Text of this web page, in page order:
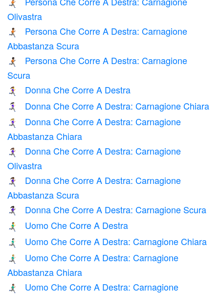
🏃🏽‍➡️
Olivastra
🏃🏾‍➡️
Persona Che Corre A Destra: Carnagione
Abbastanza Scura
🏃🏿‍➡️
Persona Che Corre A Destra: Carnagione
Scura
🏃‍♀️‍➡️ Donna Che Corre A Destra
🏃🏻‍♀️‍➡️ Donna Che Corre A Destra: Carnagione Chiara
🏃🏼‍♀️‍➡️
Donna Che Corre A Destra: Carnagione
Abbastanza Chiara
🏃🏽‍♀️‍➡️
Donna Che Corre A Destra: Carnagione
Olivastra
🏃🏾‍♀️‍➡️
Donna Che Corre A Destra: Carnagione
Abbastanza Scura
🏃🏿‍♀️‍➡️ Donna Che Corre A Destra: Carnagione Scura
🏃‍♂️‍➡️ Uomo Che Corre A Destra
🏃🏻‍♂️‍➡️ Uomo Che Corre A Destra: Carnagione Chiara
🏃🏼‍♂️‍➡️
Uomo Che Corre A Destra: Carnagione
Abbastanza Chiara
🏃🏽‍♂️‍➡️
Uomo Che Corre A Destra: Carnagione